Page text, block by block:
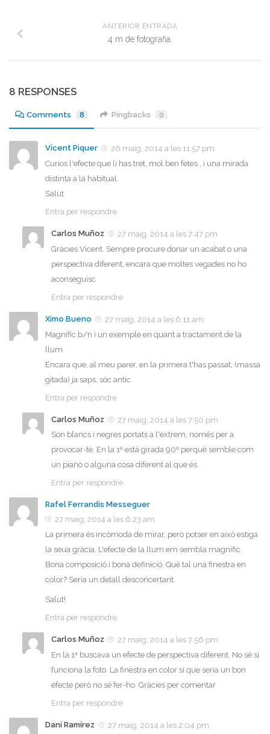
ANTERIOR ENTRADA
4 m de fotografia.
8 RESPONSES
Comments 8 Pingbacks 0
Vicent Piquer
26 maig, 2014 a les 11:57 pm
Curios l'efecte que li has tret, mol ben fetes , i una mirada
distinta a la habitual.
Salut
Entra per respondre
Carlos Muñoz
27 maig, 2014 a les 7:47 pm
Gràcies Vicent. Sempre procure donar un acabat o una
perspectiva diferent, encara que moltes vegades no ho
aconseguisc
Entra per respondre
Ximo Bueno
27 maig, 2014 a les 6:11 am
Magnífic b/n i un exemple en quant a tractament de la
llum.
Encara que, al meu parer, en la primera t'has passat, (massa
gitada) ja saps, sóc antic.
Entra per respondre
Carlos Muñoz
27 maig, 2014 a les 7:50 pm
Són blancs i negres portats a l'extrem, només per a
provocar-te. En la 1ª està girada 90º perquè semble com
un piano o alguna cosa diferent al que és.
Entra per respondre
Rafel Ferrandis Messeguer
27 maig, 2014 a les 6:23 am
La primera és incòmoda de mirar, però potser en això estiga
la seua gràcia. L'efecte de la llum em sembla magnífic.
Bona composició i bona definició. Què tal una finestra en
color? Seria un detall desconcertant.
Salut!
Entra per respondre
Carlos Muñoz
27 maig, 2014 a les 7:56 pm
En la 1ª buscava un efecte de perspectiva diferent. No sé si
funciona la foto. La finestra en color si que seria un bon
efecte però no sé fer-ho. Gràcies per comentar
Entra per respondre
Dani Ramírez 27 maig, 2014 a les 2:04 pm